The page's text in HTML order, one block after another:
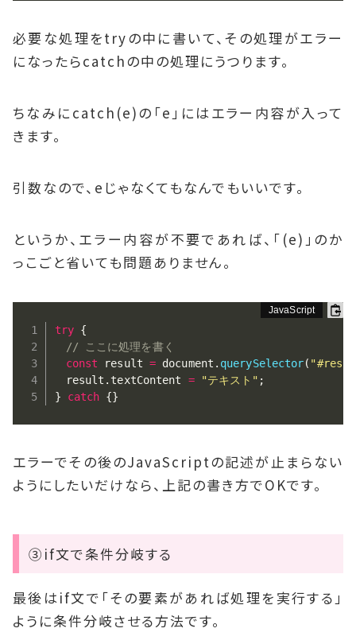
必要な処理をtryの中に書いて、その処理がエラー
になったらcatchの中の処理にうつります。
ちなみにcatch(e)の「e」にはエラー内容が入って
きます。
引数なので、eじゃなくてもなんでもいいです。
というか、エラー内容が不要であれば、「(e)」のか
っこごと省いても問題ありません。
try {
// ここに処理を書く
const result = document . querySelector(
result . textContent = "テキスト" ;
}
catch {}
エラーでその後のJavaScriptの記述が止まらない
ようにしたいだけなら、上記の書き方でOKです。
③if文で条件分岐する
最後はif文で「その要素があれば処理を実行する」
ように条件分岐させる方法です。